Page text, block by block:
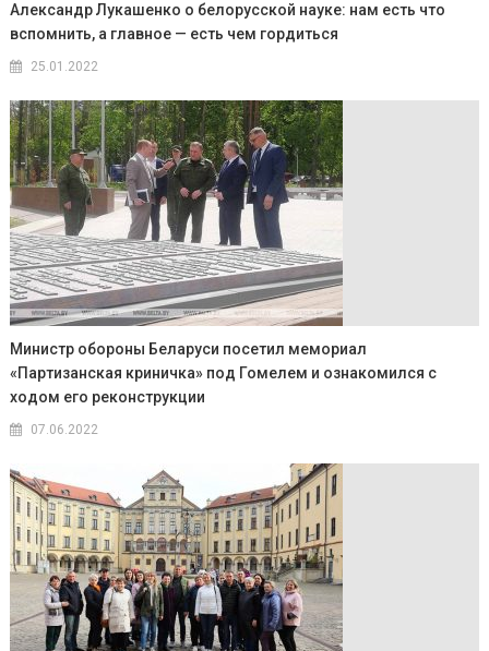
Александр Лукашенко о белорусской науке: нам есть что
вспомнить, а главное — есть чем гордиться
25.01.2022
Министр обороны Беларуси посетил мемориал
«Партизанская криничка» под Гомелем и ознакомился с
ходом его реконструкции
07.06.2022